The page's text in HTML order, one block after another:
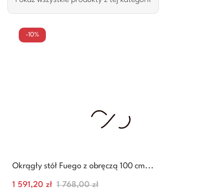
-10%
Okrągły stół Fuego z obręczą 100 cm...
Cena
1 591,20 zł Normalna
1 768,00 zł